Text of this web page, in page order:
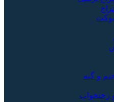
و گبه
رختخواب